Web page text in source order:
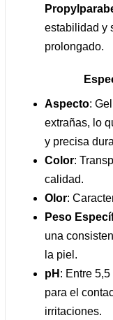
estabilidad y
prolongado.
Aspecto:
extrañas, lo
y precisa
Color:
calidad.
Olor:
Peso
una
la piel.
pH : Entre
para el
irritaciones.